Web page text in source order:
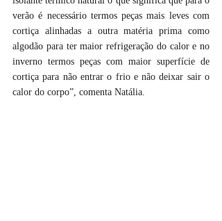
verão é necessário termos peças mais leves com
cortiça alinhadas a outra matéria prima como
algodão para ter maior refrigeração do calor e no
inverno termos peças com maior superfície de
cortiça para não entrar o frio e não deixar sair o
calor do corpo”, comenta Natália.